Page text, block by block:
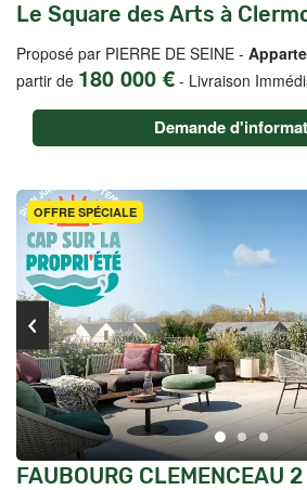
Le Square des Arts à
Proposé par PIERRE DE SEINE -
partir de 180 000 € - Livraison
Demande
OFFRE SPÉCIALE
FAUBOURG CLEMENCEAU